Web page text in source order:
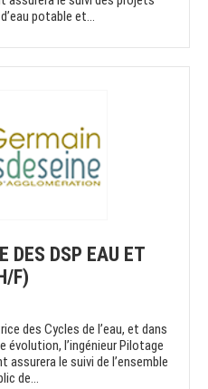
potable et...
DES DSP EAU ET
F)
des Cycles de l’eau, et dans
l’ingénieur Pilotage
assurera le suivi de l’ensemble
de...